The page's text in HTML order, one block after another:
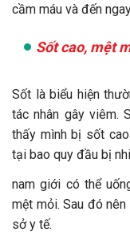
cầm máu và đến
Sốt cao, mệt
Sốt là biểu hiện
tác nhân gây viêm.
thấy mình bị sốt
tại bao quy đầu bị
nam giới có thể
mệt mỏi. Sau đó
sở y tế.